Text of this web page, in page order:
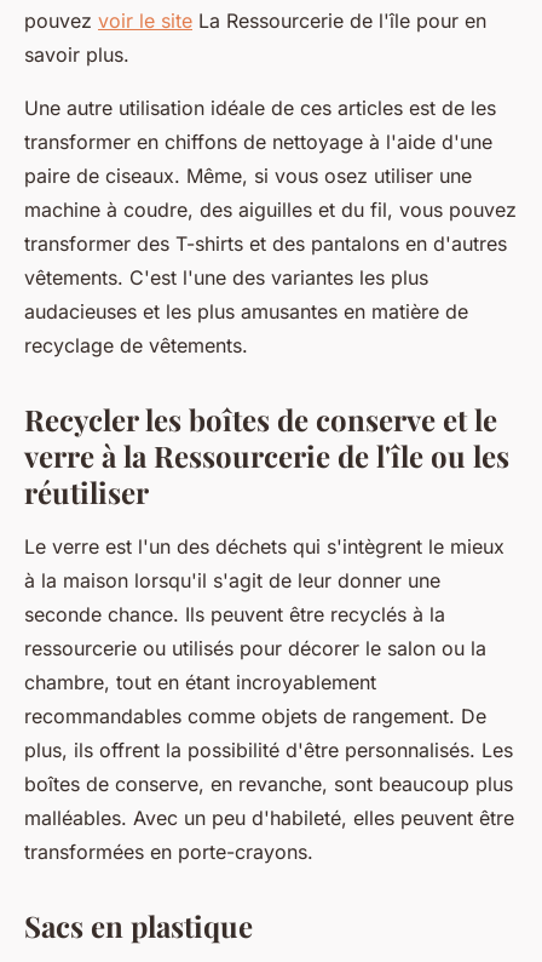
pouvez voir le site La Ressourcerie de l'île pour en
savoir plus.
Une autre utilisation idéale de ces articles est de les
transformer en chiffons de nettoyage à l'aide d'une
paire de ciseaux. Même, si vous osez utiliser une
machine à coudre, des aiguilles et du fil, vous pouvez
transformer des T-shirts et des pantalons en d'autres
vêtements. C'est l'une des variantes les plus
audacieuses et les plus amusantes en matière de
recyclage de vêtements.
Recycler les boîtes de conserve et le
verre à la Ressourcerie de l'île ou les
réutiliser
Le verre est l'un des déchets qui s'intègrent le mieux
à la maison lorsqu'il s'agit de leur donner une
seconde chance. Ils peuvent être recyclés à la
ressourcerie ou utilisés pour décorer le salon ou la
chambre, tout en étant incroyablement
recommandables comme objets de rangement. De
plus, ils offrent la possibilité d'être personnalisés. Les
boîtes de conserve, en revanche, sont beaucoup plus
malléables. Avec un peu d'habileté, elles peuvent être
transformées en porte-crayons.
Sacs en plastique